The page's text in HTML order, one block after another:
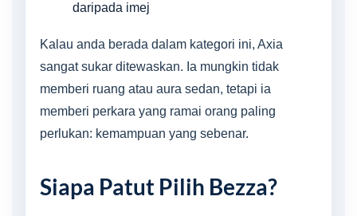
daripada imej
Kalau anda berada dalam kategori ini, Axia
sangat sukar ditewaskan. Ia mungkin tidak
memberi ruang atau aura sedan, tetapi ia
memberi perkara yang ramai orang paling
perlukan: kemampuan yang sebenar.
Siapa Patut Pilih Bezza?